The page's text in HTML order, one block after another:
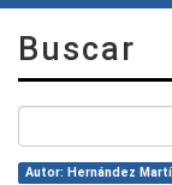
Buscar
Autor: Hernández